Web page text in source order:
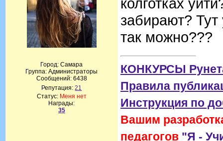
Город: Самара
Группа: Администраторы
Сообщений: 6438
Репутация:21
Статус: Меня нет
Награды:
35
забирают?
так можно???
КОНКУРСЫ
Правила
Инструкция по
Вашим
педагогов "Я -